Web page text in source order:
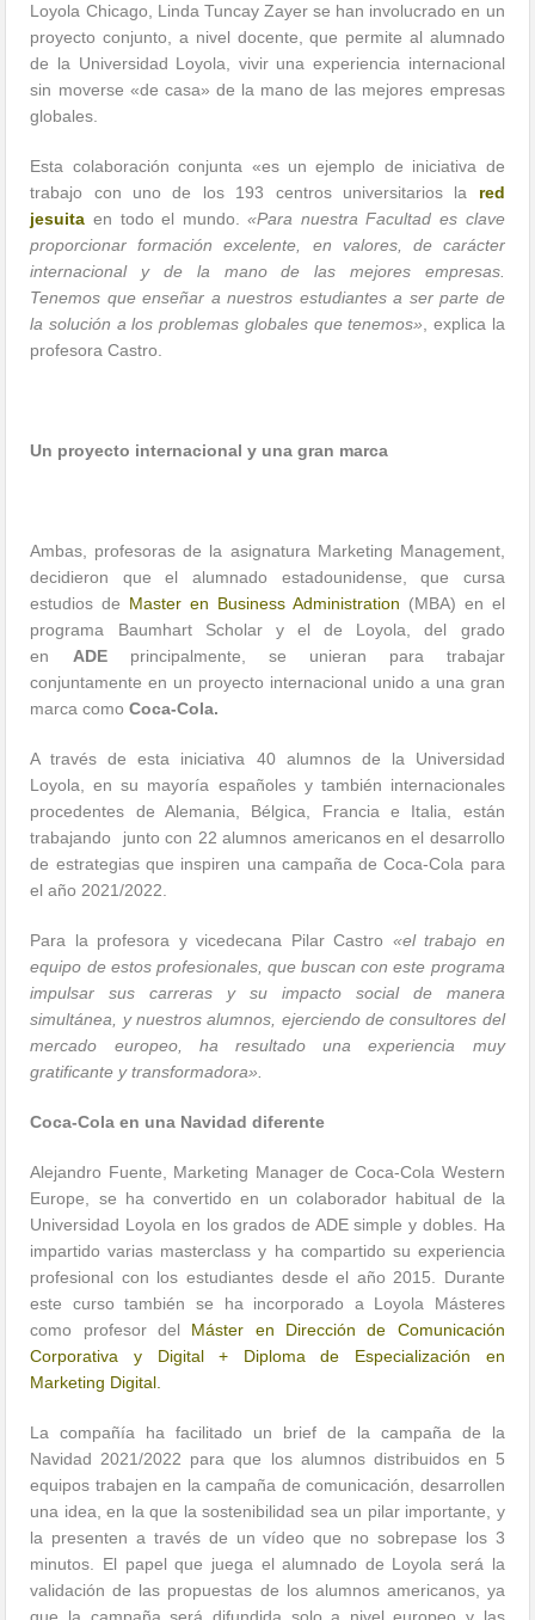
Loyola Chicago, Linda Tuncay Zayer se han involucrado en un
proyecto conjunto, a nivel docente, que permite al alumnado
de la Universidad Loyola, vivir una experiencia internacional
sin moverse «de casa» de la mano de las mejores empresas
globales.
Esta colaboración conjunta «es un ejemplo de iniciativa de
trabajo con uno de los 193 centros universitarios la red
jesuita en todo el mundo.«Para nuestra Facultad es clave
proporcionar formación excelente, en valores, de carácter
internacional y de la mano de las mejores empresas.
Tenemos que enseñar a nuestros estudiantes a ser parte de
la solución a los problemas globales que tenemos» , explica la
profesora Castro.
Un proyecto internacional y una gran marca
Ambas, profesoras de la asignatura Marketing Management,
decidieron que el alumnado estadounidense, que cursa
estudios de Master en Business Administration (MBA) en el
programa Baumhart Scholar y el de Loyola, del grado
en ADEprincipalmente, se unieran para trabajar
conjuntamente en un proyecto internacional unido a una gran
marca comoCoca-Cola.
A través de esta iniciativa 40 alumnos de la Universidad
Loyola, en su mayoría españoles y también internacionales
procedentes de Alemania, Bélgica, Francia e Italia, están
trabajando junto con 22 alumnos americanos en el desarrollo
de estrategias que inspiren una campaña de Coca-Cola para
el año 2021/2022.
Para la profesora y vicedecana Pilar Castro «el trabajo en
equipo de estos profesionales, que buscan con este programa
impulsar sus carreras y su impacto social de manera
simultánea, y nuestros alumnos, ejerciendo de consultores del
mercado europeo, ha resultado una experiencia muy
gratificante y transformadora».
Coca-Cola en una Navidad diferente
Alejandro Fuente, Marketing Manager de Coca-Cola Western
Europe, se ha convertido en un colaborador habitual de la
Universidad Loyola en los grados de ADE simple y dobles. Ha
impartido varias masterclass y ha compartido su experiencia
profesional con los estudiantes desde el año 2015. Durante
este curso también se ha incorporado a Loyola Másteres
como profesor del Máster en Dirección de Comunicación
Corporativa y Digital + Diploma de Especialización en
Marketing Digital.
La compañía ha facilitado un brief de la campaña de la
Navidad 2021/2022 para que los alumnos distribuidos en 5
equipos trabajen en la campaña de comunicación, desarrollen
una idea, en la que la sostenibilidad sea un pilar importante, y
la presenten a través de un vídeo que no sobrepase los 3
minutos. El papel que juega el alumnado de Loyola será la
validación de las propuestas de los alumnos americanos, ya